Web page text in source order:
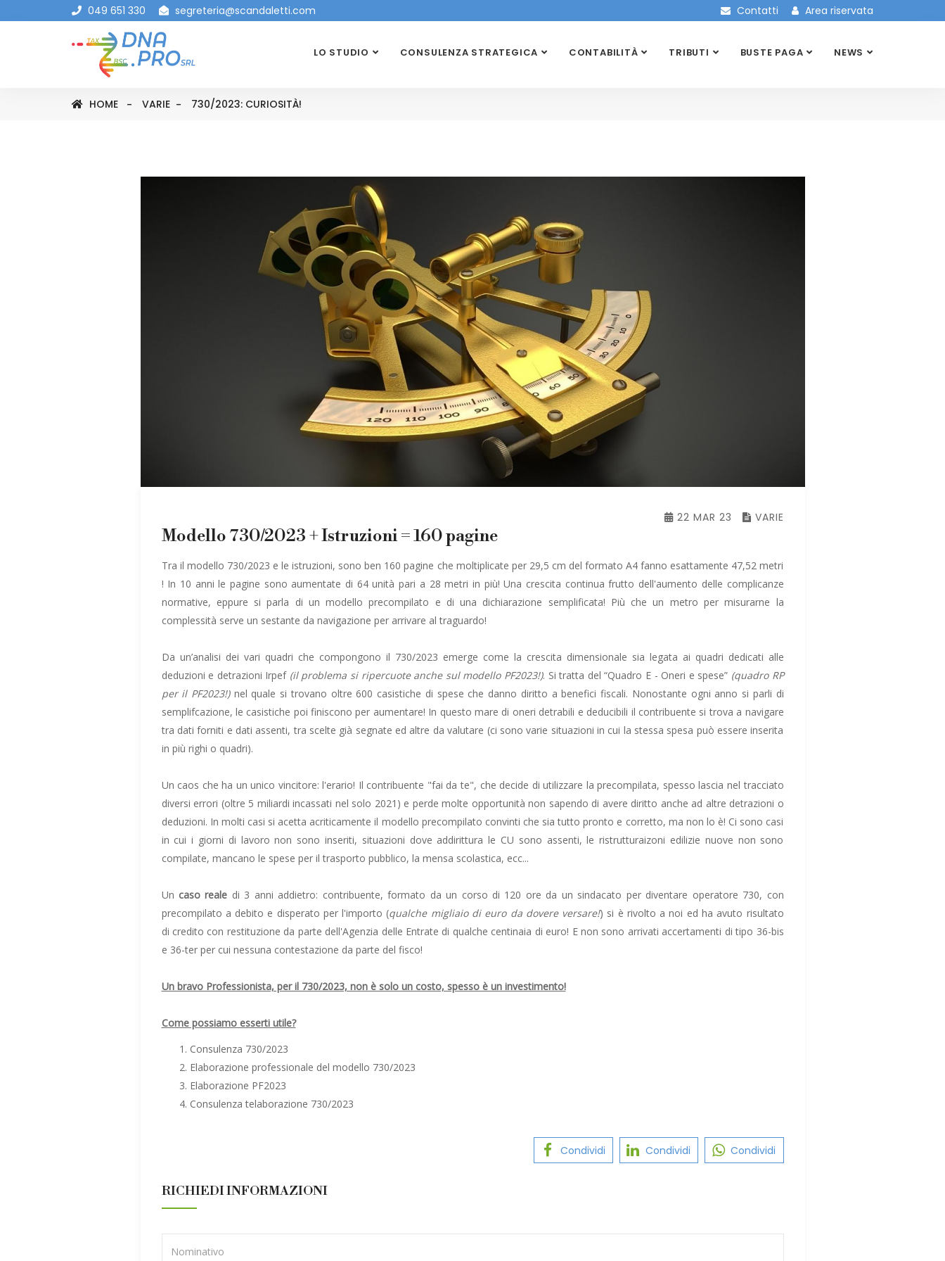
049 651 330 segreteria@scandaletti.com Contatti Area riservata
LO STUDIO CONSULENZA STRATEGICA CONTABILITÀ TRIBUTI BUSTE PAGA NEWS
HOME VARIE 730/2023: CURIOSITÀ!
VARIE
22 MAR 23
Modello 730/2023 + Istruzioni = 160 pagine
Tra il modello 730/2023 e le istruzioni, sono ben 160 pagine che moltiplicate per 29,5 cm del formato A4 fanno esattamente 47,52 metri​
! In 10 anni le pagine sono aumentate di 64 unità pari a 28 metri in più! Una crescita continua frutto dell'aumento delle complicanze
normative, eppure si parla di un modello precompilato e di una dichiarazione semplificata! Più che un metro per misurarne la
complessità serve un sestante da navigazione per arrivare al traguardo!
Da un’analisi dei vari quadri che compongono il 730/2023 emerge come la crescita dimensionale sia legata ai quadri dedicati alle
deduzioni e detrazioni Irpef(il problema si ripercuote anche sul modello PF2023!). Si tratta del “Quadro E - Oneri e spese” (quadro RP
per il PF2023!)nel quale si trovano oltre 600 casistiche di spese che danno diritto a benefici fiscali. Nonostante ogni anno si parli di
semplifcazione, le casistiche poi finiscono per aumentare! In questo mare di oneri detrabili e deducibili il contribuente si trova a navigare
tra dati forniti e dati assenti, tra scelte già segnate ed altre da valutare (ci sono varie situazioni in cui la stessa spesa può essere inserita
in più righi o quadri).
Un caos che ha un unico vincitore: l'erario! Il contribuente "fai da te", che decide di utilizzare la precompilata, spesso lascia nel tracciato
diversi errori (oltre 5 miliardi incassati nel solo 2021) e perde molte opportunità non sapendo di avere diritto anche ad altre detrazioni o
deduzioni. In molti casi si acetta acriticamente il modello precompilato convinti che sia tutto pronto e corretto, ma non lo è! Ci sono casi
in cui i giorni di lavoro non sono inseriti, situazioni dove addirittura le CU sono assenti, le ristrutturaizoni edilizie nuove non sono
compilate, mancano le spese per il trasporto pubblico, la mensa scolastica, ecc...
Un caso reale di 3 anni addietro: contribuente, formato da un corso di 120 ore da un sindacato per diventare operatore 730, con
precompilato a debito e disperato per l'importo (qualche migliaio di euro da dovere versare!) si è rivolto a noi ed ha avuto risultato
di credito con restituzione da parte dell'Agenzia delle Entrate di qualche centinaia di euro! E non sono arrivati accertamenti di tipo 36-bis
e 36-ter per cui nessuna contestazione da parte del fisco!
Un bravo Professionista, per il 730/2023, non è solo un costo, spesso è un investimento!
Come possiamo esserti utile?
Consulenza 730/2023
Elaborazione professionale del modello 730/2023
Elaborazione PF2023
Consulenza telaborazione 730/2023
Condividi Condividi Condividi
RICHIEDI INFORMAZIONI